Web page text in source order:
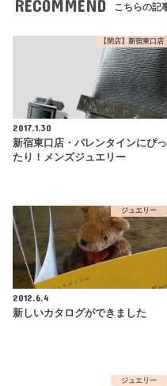
RECOMMEND こちらの記
【閉店】新宿東口店
2017.1.30
新宿東口店・バレンタインにぴっ
たり！メンズジュエリー
ジュエリー
2012.6.4
新しいカタログができました
ジュエリー